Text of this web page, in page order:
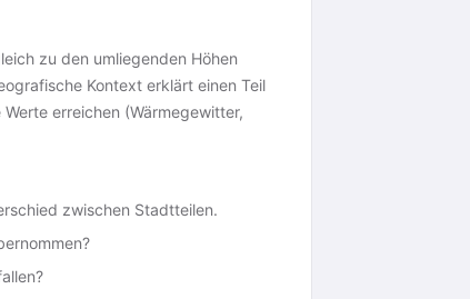
zu den umliegenden Höhen
Kontext erklärt einen Teil
erreichen (Wärmegewitter,
zwischen Stadtteilen.